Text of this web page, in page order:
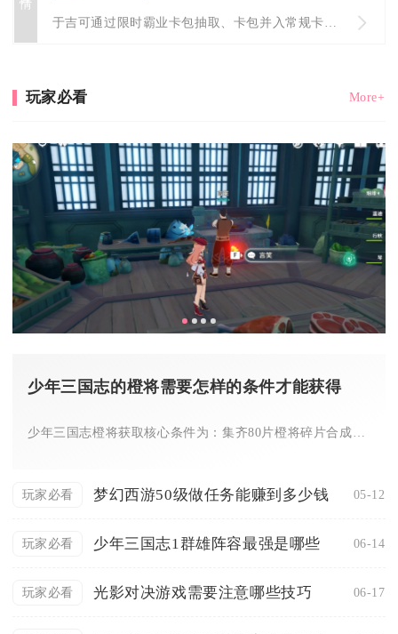
玩家必看 More+
少年三国志的橙将需要怎样的条件才能获得
玩家必看 梦幻西游50级做任务能赚到多少钱 05-12
玩家必看 少年三国志1群雄阵容最强是哪些 06-14
玩家必看 光影对决游戏需要注意哪些技巧 06-17